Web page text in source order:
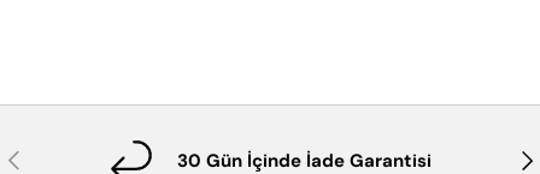
Önceki 30 Gün İçinde İade Garantisi